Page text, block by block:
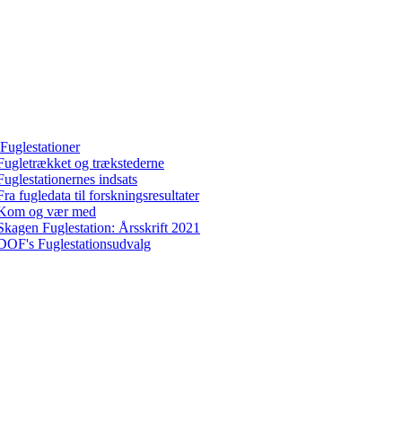
Fuglestationer
og trækstederne
indsats
fugledata til forskningsresultater
og vær med
Fuglestation: Årsskrift 2021
Fuglestationsudvalg